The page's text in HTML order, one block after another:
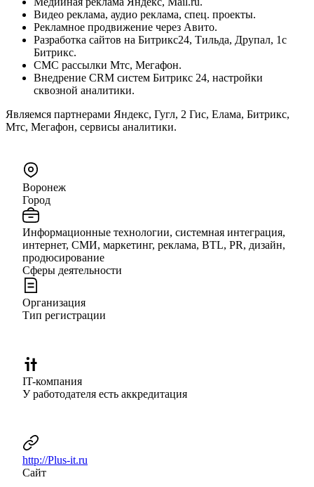
Видео реклама, аудио реклама, спец. проекты.
Рекламное продвижение через Авито.
Разработка сайтов на Битрикс24, Тильда, Друпал, 1с
Битрикс.
СМС рассылки Мтс, Мегафон.
Внедрение CRM систем Битрикс 24, настройки
сквозной аналитики.
Являемся партнерами Яндекс, Гугл, 2 Гис, Елама, Битрикс,
Мтс, Мегафон, сервисы аналитики.
Воронеж
Город
Информационные технологии, системная интеграция,
интернет, СМИ, маркетинг, реклама, BTL, PR, дизайн,
продюсирование
Сферы деятельности
Организация
Тип регистрации
IT-компания
У работодателя есть аккредитация
http://Plus-it.ru
Сайт